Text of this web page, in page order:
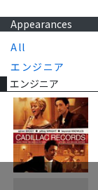
Appearances
All
エンジニア
エンジニア